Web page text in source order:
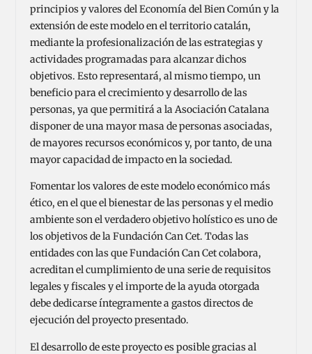
principios y valores del Economía del Bien Común y la
extensión de este modelo en el territorio catalán,
mediante la profesionalización de las estrategias y
actividades programadas para alcanzar dichos
objetivos. Esto representará, al mismo tiempo, un
beneficio para el crecimiento y desarrollo de las
personas, ya que permitirá a la Asociación Catalana
disponer de una mayor masa de personas asociadas,
de mayores recursos económicos y, por tanto, de una
mayor capacidad de impacto en la sociedad.
Fomentar los valores de este modelo económico más
ético, en el que el bienestar de las personas y el medio
ambiente son el verdadero objetivo holístico es uno de
los objetivos de la Fundación Can Cet. Todas las
entidades con las que Fundación Can Cet colabora,
acreditan el cumplimiento de una serie de requisitos
legales y fiscales y el importe de la ayuda otorgada
debe dedicarse íntegramente a gastos directos de
ejecución del proyecto presentado.
El desarrollo de este proyecto es posible gracias al